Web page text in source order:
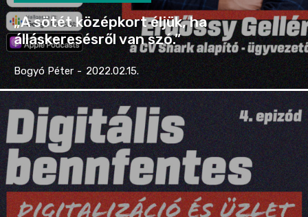
„A sötét középkort éljük, ha
álláskeresésről van szó.”
Bogyó Péter - 2022.02.15.